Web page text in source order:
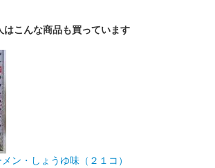
はこんな商品も買っています
ン・しょうゆ味（２１コ）